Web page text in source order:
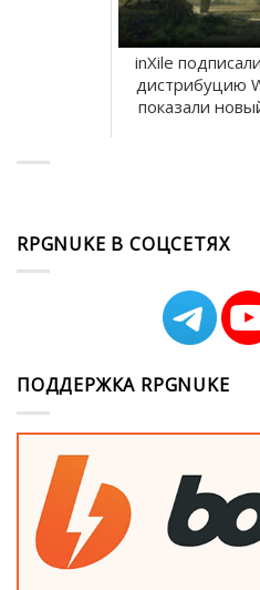
inXile
дистрибуцию
показали
RPGNUKE В СОЦСЕТЯХ
ПОДДЕРЖКА RPGNUKE